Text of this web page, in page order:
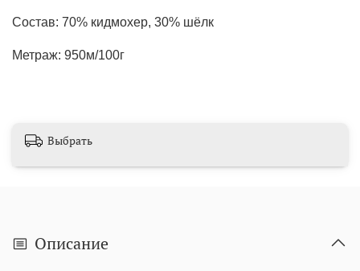
Состав: 70% кидмохер, 30% шёлк
Метраж: 950м/100г
Выбрать
Описание